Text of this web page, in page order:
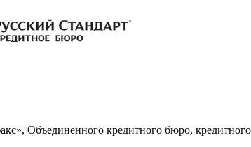
Объединенного кредитного бюро,